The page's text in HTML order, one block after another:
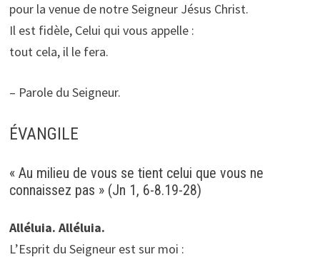
pour la venue de notre Seigneur Jésus Christ.
Il est fidèle, Celui qui vous appelle :
tout cela, il le fera.
– Parole du Seigneur.
ÉVANGILE
« Au milieu de vous se tient celui que vous ne
connaissez pas » (Jn 1, 6-8.19-28)
Alléluia. Alléluia.
L’Esprit du Seigneur est sur moi :